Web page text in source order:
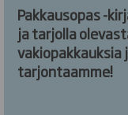
Pakkausopas -
ja tarjolla
tarjontaamme!